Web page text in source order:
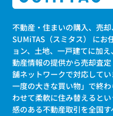
不動産・住まいの購入、売
SUMiTAS（スミタス） にお
ョン、土地、一戸建てに加
動産情報の提供から売却査
舗ネットワークで対応して
一度の大きな買い物」で終
わせて柔軟に住み替えると
感のある不動産取引を全国す